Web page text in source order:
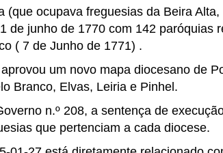
ocupava freguesias da Beira
de junho de 1770 com 142 paróquias
( 7 de Junho de 1771) .
um novo mapa diocesano de
Branco, Elvas, Leiria e Pinhel.
n.º 208, a sentença de
que pertenciam a cada diocese.